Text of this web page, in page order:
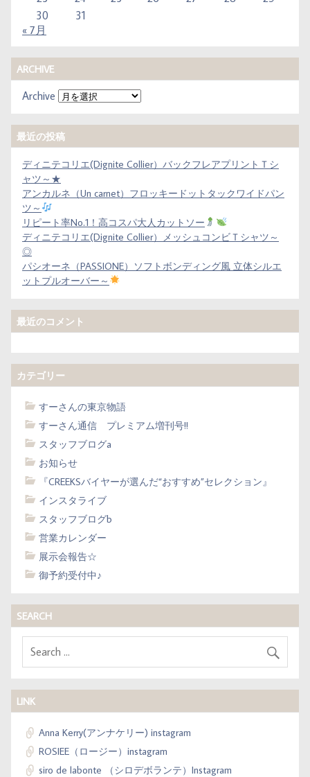
30
31
« 7月
ARCHIVE
Archive
最近の投稿
ディニテコリエ(Dignite Collier）バックフレアプリントＴシ
ャツ～★
アンカルネ（Un carnet）フロッキードットタックワイドパン
ツ～
リピート率No.1！高コスパ大人カットソー
ディニテコリエ(Dignite Collier）メッシュコンビＴシャツ～
◎
パシオーネ（PASSIONE）ソフトボンディング風 立体シルエ
ットプルオーバー～
最近のコメント
カテゴリー
すーさんの東京物語
すーさん通信 プレミアム増刊号!!
スタッフブログa
お知らせ
『CREEKSバイヤーが選んだ“おすすめ”セレクション』
インスタライブ
スタッフブログb
営業カレンダー
展示会報告☆
御予約受付中♪
SEARCH
LINK
Anna Kerry(アンナケリー) instagram
ROSIEE（ロージー）instagram
siro de labonte （シロデボランテ）Instagram